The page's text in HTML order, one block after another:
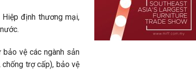
định thương mại,
bảo vệ các ngành sản
trợ cấp), bảo vệ